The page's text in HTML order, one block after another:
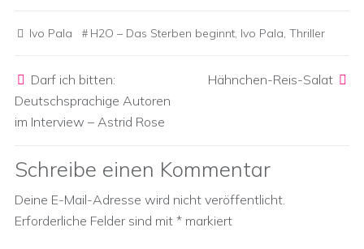
Ivo Pala H2O – Das Sterben beginnt, Ivo Pala, Thriller
Darf ich bitten:
Deutschsprachige Autoren
im Interview – Astrid Rose
Hähnchen-Reis-Salat
Schreibe einen Kommentar
Deine E-Mail-Adresse wird nicht veröffentlicht.
Erforderliche Felder sind mit * markiert